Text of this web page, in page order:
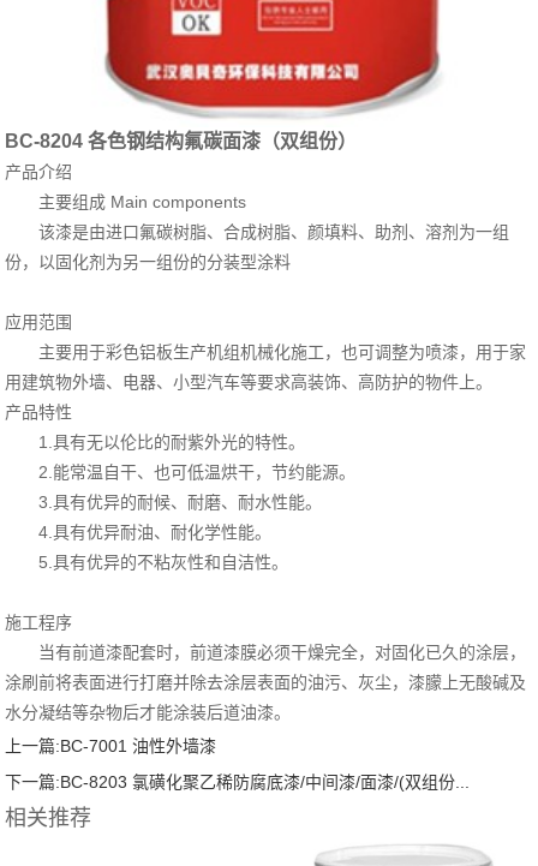
BC-8204 各色钢结构氟碳面漆（双组份）
产品介绍
主要组成 Main components
该漆是由进口氟碳树脂、合成树脂、颜填料、助剂、溶剂为一组
份，以固化剂为另一组份的分装型涂料
应用范围
主要用于彩色铝板生产机组机械化施工，也可调整为喷漆，用于家
用建筑物外墙、电器、小型汽车等要求高装饰、高防护的物件上。
产品特性
1.具有无以伦比的耐紫外光的特性。
2.能常温自干、也可低温烘干，节约能源。
3.具有优异的耐候、耐磨、耐水性能。
4.具有优异耐油、耐化学性能。
5.具有优异的不粘灰性和自洁性。
施工程序
当有前道漆配套时，前道漆膜必须干燥完全，对固化已久的涂层，
涂刷前将表面进行打磨并除去涂层表面的油污、灰尘，漆朦上无酸碱及
水分凝结等杂物后才能涂装后道油漆。
上一篇:BC-7001 油性外墙漆
下一篇:BC-8203 氯磺化聚乙稀防腐底漆/中间漆/面漆/(双组份...
相关推荐